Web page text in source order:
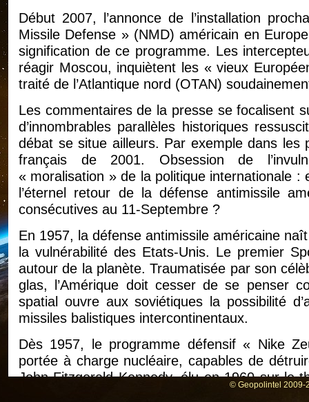
Début 2007, l’annonce de l’installation
Missile Defense » (NMD) américain en
signification de ce programme. Les
réagir Moscou, inquiètent les « vieux
traité de l’Atlantique nord (OTAN)
Les commentaires de la presse se focalisent
d’innombrables parallèles historiques
débat se situe ailleurs. Par exemple dans les
français de 2001. Obsession de
« moralisation » de la politique internationale
l’éternel retour de la défense antimissile
consécutives au 11-Septembre ?
En 1957, la défense antimissile américaine
la vulnérabilité des Etats-Unis. Le premier
autour de la planète. Traumatisée par son
glas, l’Amérique doit cesser de se penser
spatial ouvre aux soviétiques la possibilité
missiles balistiques intercontinentaux.
Dès 1957, le programme défensif « Nike
portée à charge nucléaire, capables de
John Fitzgerald Kennedy, élu en 1960 sur le
balistique (le missile gap), est bientôt le
© Geopolintel 2009-